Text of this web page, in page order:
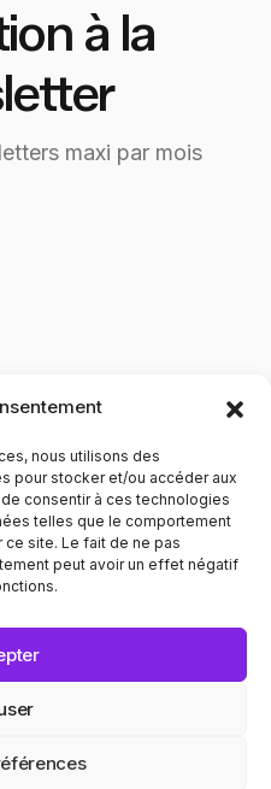
nous utilisons des
pour stocker et/ou accéder aux
consentir à ces technologies
telles que le comportement
ce site. Le fait de ne pas
peut avoir un effet négatif
à la
maxi par mois
pour le respect
Informer et prévenir dans